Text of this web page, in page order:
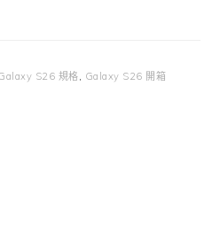
S26 規格, Galaxy S26 開箱